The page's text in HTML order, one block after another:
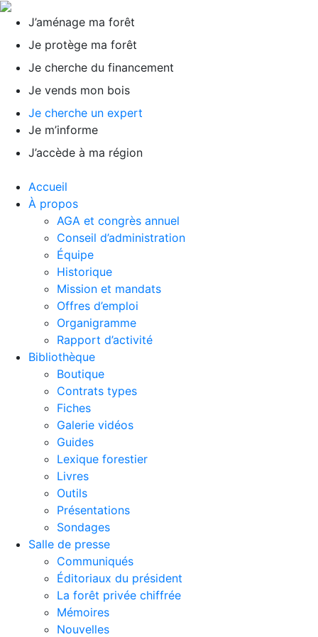
J’aménage ma forêt
Je protège ma forêt
Je cherche du financement
Je vends mon bois
Je cherche un expert
Je m’informe
J’accède à ma région
Accueil
À propos
AGA et congrès annuel
Conseil d’administration
Équipe
Historique
Mission et mandats
Offres d’emploi
Organigramme
Rapport d’activité
Bibliothèque
Boutique
Contrats types
Fiches
Galerie vidéos
Guides
Lexique forestier
Livres
Outils
Présentations
Sondages
Salle de presse
Communiqués
Éditoriaux du président
La forêt privée chiffrée
Mémoires
Nouvelles